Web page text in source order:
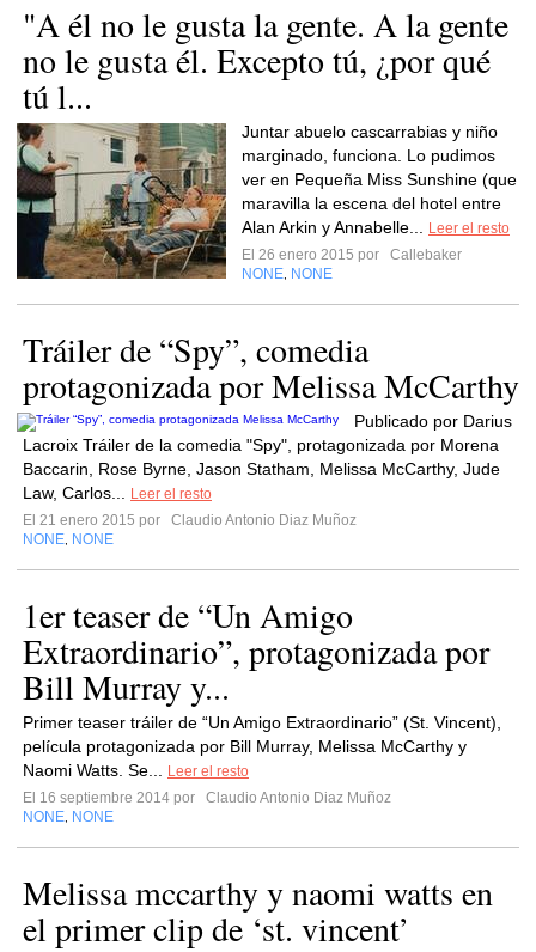
"A él no le gusta la gente. A la gente
no le gusta él. Excepto tú, ¿por qué
tú l...
Juntar abuelo cascarrabias y niño
marginado, funciona. Lo pudimos
ver en Pequeña Miss Sunshine (que
maravilla la escena del hotel entre
Alan Arkin y Annabelle...
Leer el resto
El 26 enero 2015 por
Callebaker
NONE NONE
Tráiler de “Spy”, comedia
protagonizada por Melissa McCarthy
Publicado por Darius
Lacroix Tráiler de la comedia "Spy", protagonizada por Morena
Baccarin, Rose Byrne, Jason Statham, Melissa McCarthy, Jude
Law, Carlos...
Leer el resto
El 21 enero 2015 por
Claudio Antonio Diaz Muñoz
NONE NONE
1er teaser de “Un Amigo
Extraordinario”, protagonizada por
Bill Murray y...
Primer teaser tráiler de “Un Amigo Extraordinario” (St. Vincent),
película protagonizada por Bill Murray, Melissa McCarthy y
Naomi Watts. Se...
Leer el resto
El 16 septiembre 2014 por
Claudio Antonio Diaz Muñoz
NONE NONE
Melissa mccarthy y naomi watts en
el primer clip de ‘st. vincent’